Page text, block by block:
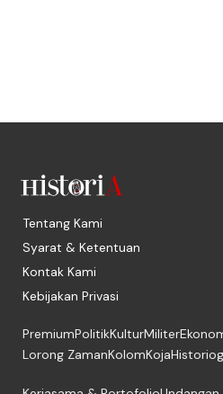
Tentang Kami
Syarat & Ketentuan
Kontak Kami
Kebijakan Privasi
PremiumPolitikKulturMiliter
Lorong ZamanKolomKoja